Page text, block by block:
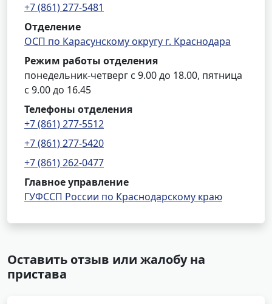
+7 (861) 277-5481
Отделение
ОСП по Карасунскому округу г. Краснодара
Режим работы отделения
понедельник-четверг с 9.00 до 18.00, пятница
с 9.00 до 16.45
Телефоны отделения
+7 (861) 277-5512
+7 (861) 277-5420
+7 (861) 262-0477
Главное управление
ГУФССП России по Краснодарскому краю
Оставить отзыв или жалобу на
пристава